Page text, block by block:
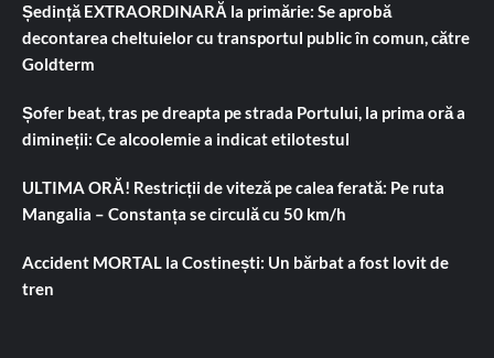
Ședință EXTRAORDINARĂ la primărie: Se aprobă
decontarea cheltuielor cu transportul public în comun, către
Goldterm
Șofer beat, tras pe dreapta pe strada Portului, la prima oră a
dimineții: Ce alcoolemie a indicat etilotestul
ULTIMA ORĂ! Restricții de viteză pe calea ferată: Pe ruta
Mangalia – Constanța se circulă cu 50 km/h
Accident MORTAL la Costinești: Un bărbat a fost lovit de
tren